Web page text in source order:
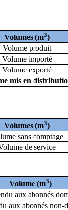
Volumes (m3)
Volume produit
Volume importé
Volume exporté
mis en
Volumes (m3)
sans comptage
de service
Volume (m3)
aux abonnés
aux abonnés non-